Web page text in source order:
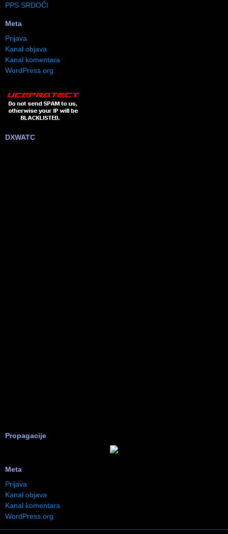
PPS SRDOČI
Meta
Prijava
Kanal objava
Kanal komentara
WordPress.org
DXWATC
Propagacije
Meta
Prijava
Kanal objava
Kanal komentara
WordPress.org